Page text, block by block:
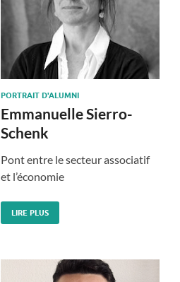
PORTRAIT D'ALUMNI
Emmanuelle Sierro-
Schenk
Pont entre le secteur associatif
et l’économie
LIRE PLUS